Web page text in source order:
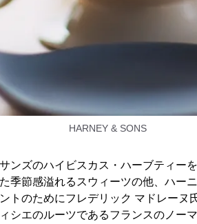
HARNEY & SONS
ンズのハイビスカス・ハーブティー
季節感溢れるスウィーツの他、ハー
トのためにフレデリック マドレーヌ
シエのルーツであるフランスのノー